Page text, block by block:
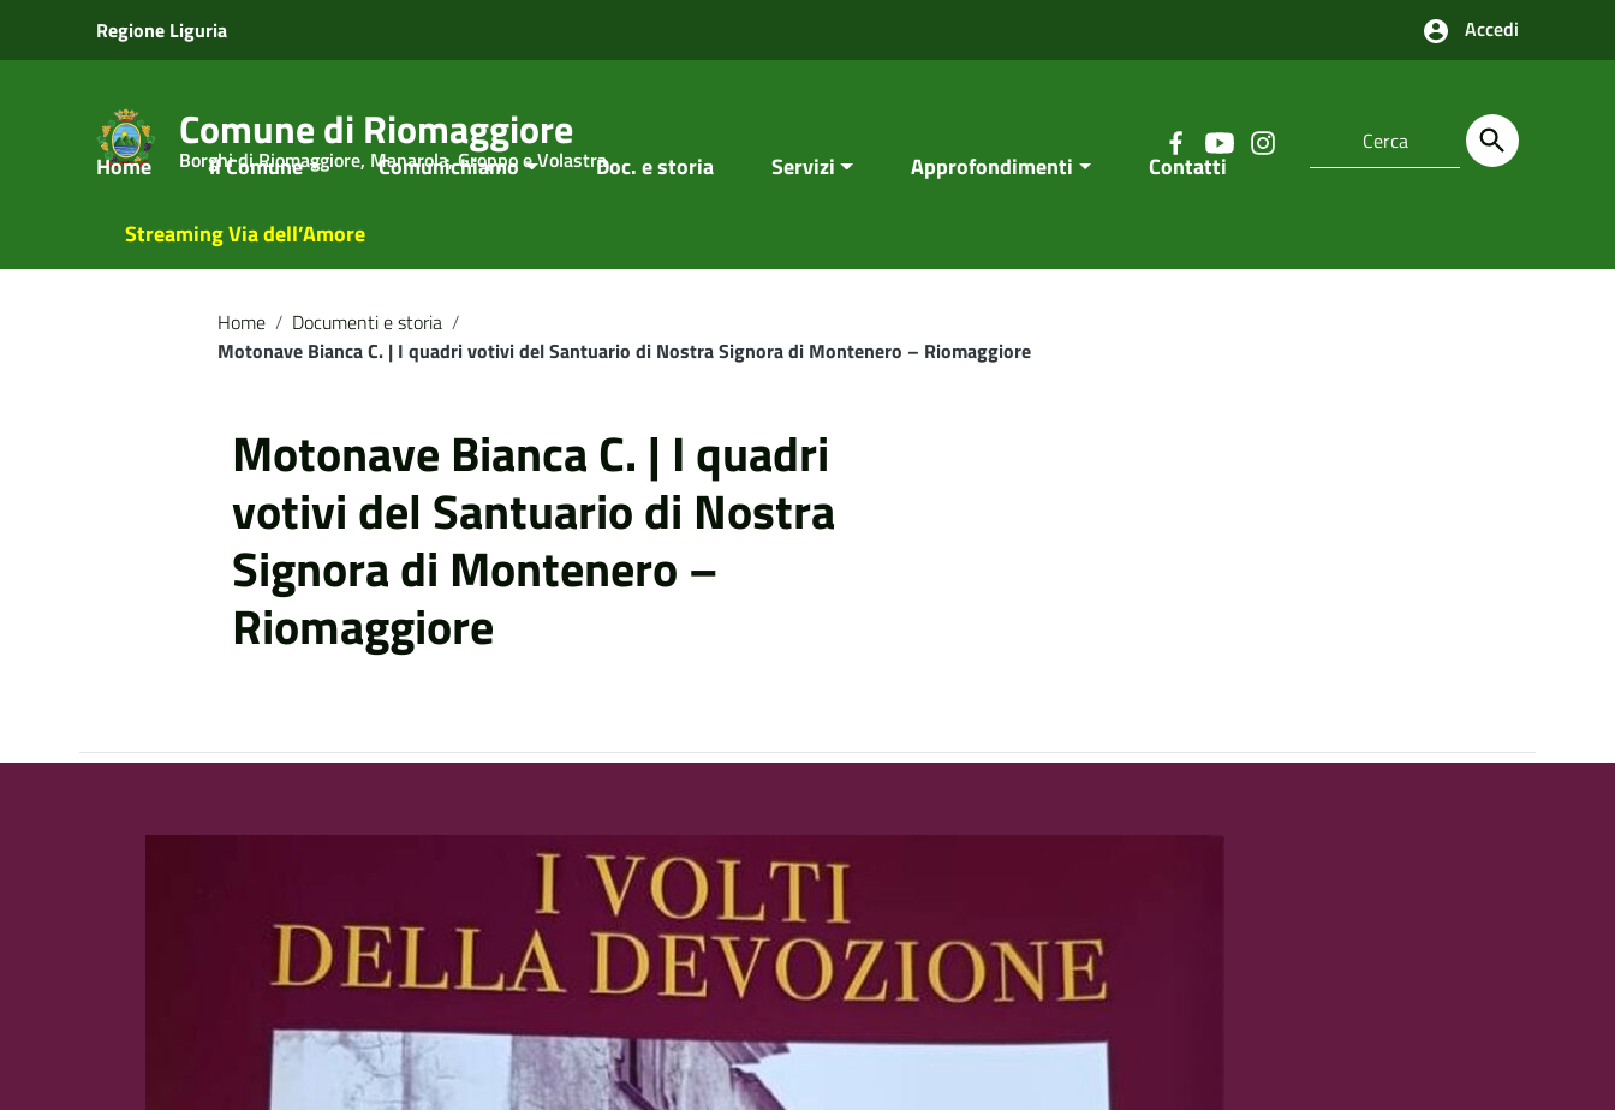
Vai ai contenuti
Vai al menu di navigazione
Regione Liguria Accedi
Comune di Riomaggiore
Borghi di Riomaggiore, Manarola, Groppo e Volastra
Home Il Comune Comunichiamo Doc. e storia Servizi Approfondimenti Contatti
Streaming Via dell’Amore
Home / Documenti e storia /
Motonave Bianca C. | I quadri votivi del Santuario di Nostra Signora di Montenero – Riomaggiore
Motonave Bianca C. | I quadri
votivi del Santuario di Nostra
Signora di Montenero –
Riomaggiore